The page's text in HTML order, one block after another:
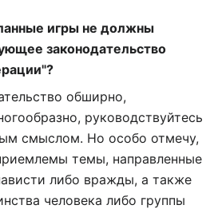
игры не должны
законодательство
обширно,
руководствуйтесь
смыслом. Но особо отмечу,
темы, направленные
либо вражды, а также
человека либо группы